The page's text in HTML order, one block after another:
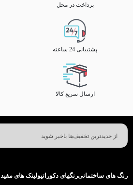
پرداخت در محل
پشتیبانی 24 ساعته
ارسال سریع کالا
رنگ های ساختمانیرنگهای دکوراتیولینک های مفید